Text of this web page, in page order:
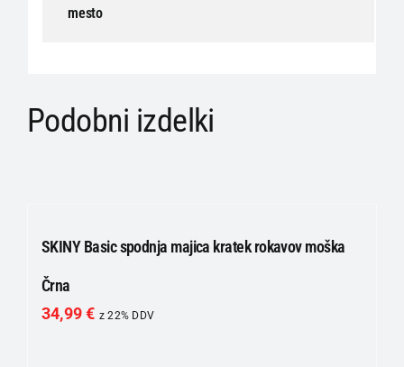
mesto
Podobni izdelki
SKINY Basic spodnja majica kratek rokavov moška
Črna
34,99€ z 22% DDV